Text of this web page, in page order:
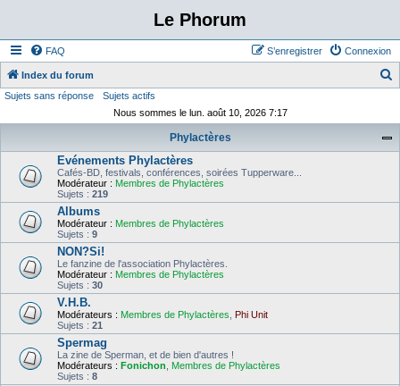
Le Phorum
FAQ Connexion
S’enregistrer
Index du forum
c
e
Sujets sans réponse
Sujets actifs
Nous sommes le lun. août 10, 2026 7:17
Phylactères
Evénements Phylactères
Cafés-BD, festivals, conférences, soirées Tupperware...
Modérateur : Membres de Phylactères
Sujets : 219
Albums
Modérateur : Membres de Phylactères
Sujets : 9
NON?Si!
Le fanzine de l'association Phylactères.
Modérateur : Membres de Phylactères
Sujets : 30
V.H.B.
Modérateurs : Membres de Phylactères
Phi Unit
Sujets : 21
Spermag
La zine de Sperman, et de bien d'autres !
Modérateurs : Fonichon
Membres de Phylactères
Sujets : 8